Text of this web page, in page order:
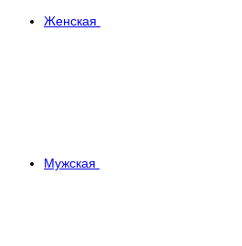
Женская
Мужская